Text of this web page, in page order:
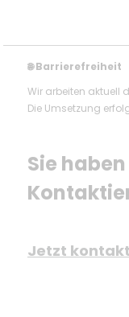
🌐Barrierefreiheit
Wir arbeiten aktuell
Die Umsetzung
Sie
Jetzt